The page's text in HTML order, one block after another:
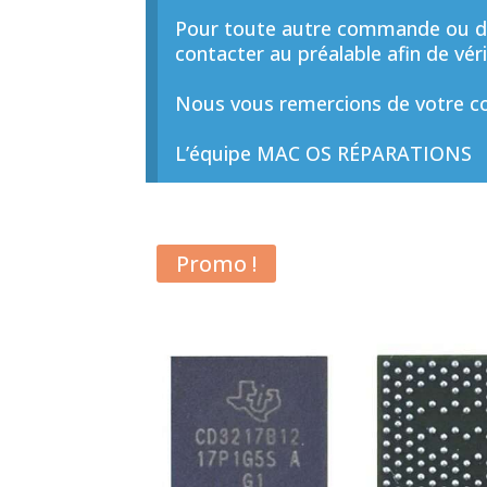
Pour toute autre commande ou
contacter au préalable afin de
Nous vous remercions de votre
L’équipe MAC OS RÉPARATIONS
Promo !